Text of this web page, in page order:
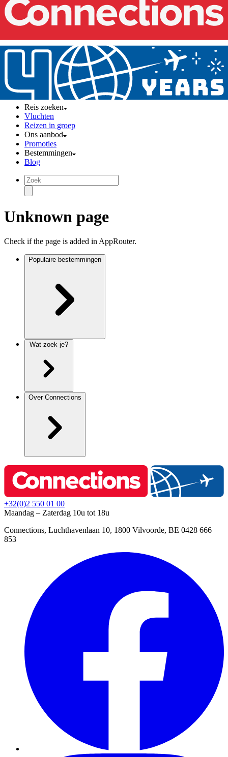
Reis zoeken
Vluchten
Reizen in groep
Ons aanbod
Promoties
Bestemmingen
Blog
Unknown page
Check if the page is added in AppRouter.
Populaire bestemmingen
Over Connections
+32(0)2 550 01 00
Maandag – Zaterdag 10u tot 18u
Connections, Luchthavenlaan 10, 1800 Vilvoorde, BE 0428 666
853